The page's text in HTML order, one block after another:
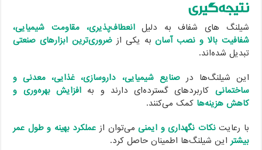
نتیجه‌گیری
شیلنگ های شفاف به دلیلانعطاف‌پذیری، مقاومت شیمیایی،
شفافیت بالا و نصب آسانبه یکی ازضروری‌ترین ابزارهای صنعتی
تبدیل شده‌اند.
این شیلنگ‌ها درصنایع شیمیایی، داروسازی، غذایی، معدنی و
ساختمانیکاربردهای گسترده‌ای دارند و بهافزایش بهره‌وری و
کاهش هزینه‌هاکمک می‌کنند.
با رعایتنکات نگهداری و ایمنیمی‌توان ازعملکرد بهینه و طول عمر
بیشتراین شیلنگ‌ها اطمینان حاصل کرد.